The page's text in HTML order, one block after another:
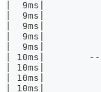
|  9ms|
|  9ms|
|  9ms|
|  9ms|
|  9ms|
| 10ms|
| 10ms|
| 10ms|
| 10ms|